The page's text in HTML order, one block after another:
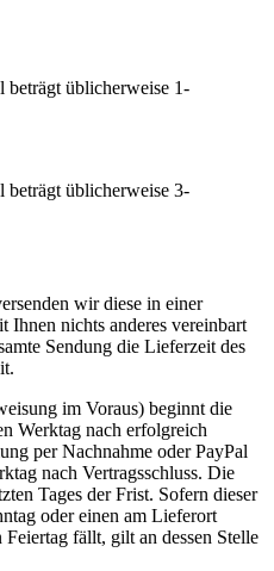
üblicherweise 1-
üblicherweise 3-
wir diese in einer
Ihnen nichts anderes vereinbart
Sendung die Lieferzeit des
im Voraus) beginnt die
Werktag nach erfolgreich
per Nachnahme oder PayPal
nach Vertragsschluss. Die
Tages der Frist. Sofern dieser
oder einen am Lieferort
fällt, gilt an dessen Stelle